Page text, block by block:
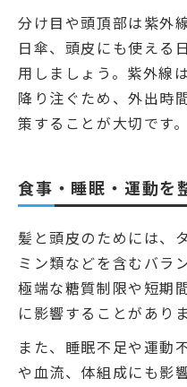
分け目や頭頂部は紫外
日傘、頭皮にも使える
用しましょう。紫外線
降り注ぐため、外出時
策することが大切です。
食事・睡眠・運動を
髪と頭皮のためには、
ミン類などを含むバラ
極端な糖質制限や短期
に影響することがありま
また、睡眠不足や運動
や血流、体組成にも影